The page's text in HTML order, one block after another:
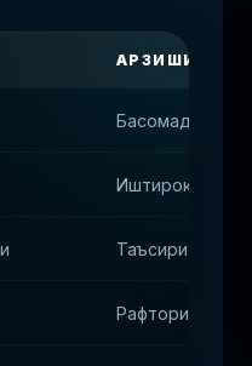
АРЗИШИ
Басомади
Иштироки
Таъсири
Рафтори